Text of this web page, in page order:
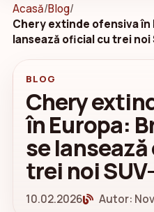
Acasă/Blog/
Chery extinde ofensiva în
lansează oficial cu trei noi
BLOG
Chery
în Europa:
se
trei noi
10.02.2026 Autor: